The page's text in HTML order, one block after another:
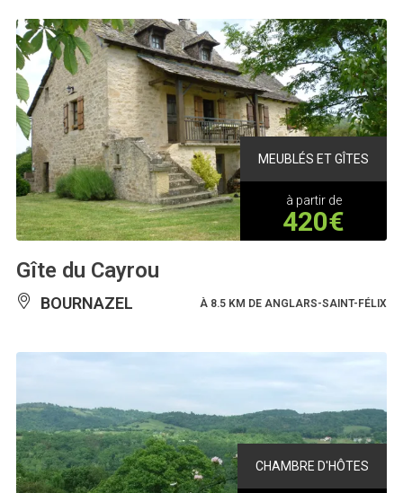
MEUBLÉS ET GÎTES
à partir de
420€
Gîte du Cayrou
BOURNAZEL À 8.5 KM DE ANGLARS-SAINT-FÉLIX
CHAMBRE D'HÔTES